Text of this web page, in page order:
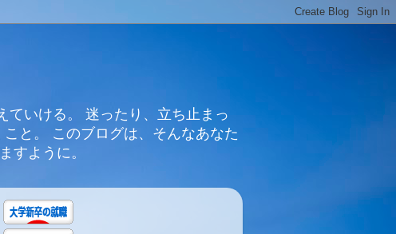
ていける。 迷ったり、立ち止まっ
と。 このブログは、そんなあなた
すように。